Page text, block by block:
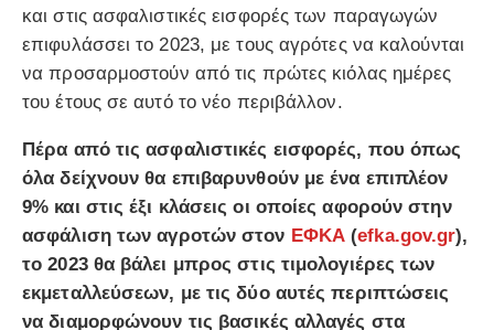
και στις ασφαλιστικές εισφορές των παραγωγών
επιφυλάσσει το 2023, με τους αγρότες να καλούνται
να προσαρμοστούν από τις πρώτες κιόλας ημέρες
του έτους σε αυτό το νέο περιβάλλον.
Πέρα από τις ασφαλιστικές εισφορές, που όπως
όλα δείχνουν θα επιβαρυνθούν με ένα επιπλέον
9% και στις έξι κλάσεις οι οποίες αφορούν στην
ασφάλιση των αγροτών στον ΕΦΚΑ (efka.gov.gr),
το 2023 θα βάλει μπρος στις τιμολογιέρες των
εκμεταλλεύσεων, με τις δύο αυτές περιπτώσεις
να διαμορφώνουν τις βασικές αλλαγές στα